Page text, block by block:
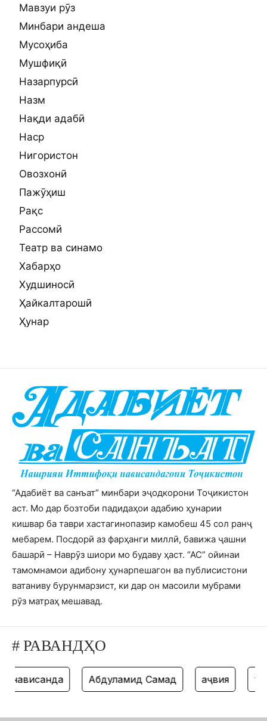
Мавзуи рӯз
Минбари андеша
Мусоҳиба
Мушфиқӣ
Назарпурсӣ
Назм
Нақди адабӣ
Наср
Нигористон
Овозхонӣ
Пажӯҳиш
Рақс
Рассомӣ
Театр ва синамо
Хабарҳо
Худшиносӣ
Ҳайкалтарошӣ
Ҳунар
“Адабиёт ва санъат” минбари эҷодкорони Тоҷикистон
аст. Мо дар бозтоби падидаҳои адабию ҳунарии
кишвар ба таври хастагинопазир камобеш 45 сол ранҷ
мебарем. Посдорӣ аз фарҳанги миллӣ, бавижа ҷашни
башарӣ – Наврӯз шиори мо будаву ҳаст. “АС” ойинаи
тамомнамои адибону ҳунарпешагон ва публисистони
ватаниву бурунмарзист, ки дар он масоили мубрами
рӯз матраҳ мешавад.
# РАВАНДҲО
Абдулҳамид Самад ҳаҷвия танз